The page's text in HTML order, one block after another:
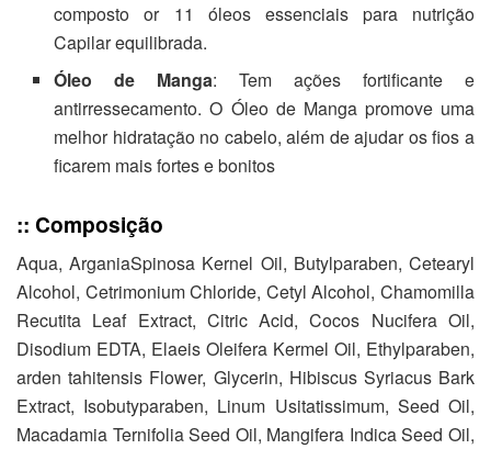
composto or 11 óleos essenciais para nutrição
Capilar equilibrada.
Óleo de Manga: Tem ações fortificante e
antirressecamento. O Óleo de Manga promove uma
melhor hidratação no cabelo, além de ajudar os fios a
ficarem mais fortes e bonitos
:: Composição
Aqua, ArganiaSpinosa Kernel Oil, Butylparaben, Cetearyl
Alcohol, Cetrimonium Chloride, Cetyl Alcohol, Chamomilla
Recutita Leaf Extract, Citric Acid, Cocos Nucifera Oil,
Disodium EDTA, Elaeis Oleifera Kermel Oil, Ethylparaben,
arden tahitensis Flower, Glycerin, Hibiscus Syriacus Bark
Extract, Isobutyparaben, Linum Usitatissimum, Seed Oil,
Macadamia Ternifolia Seed Oil, Mangifera Indica Seed Oil,